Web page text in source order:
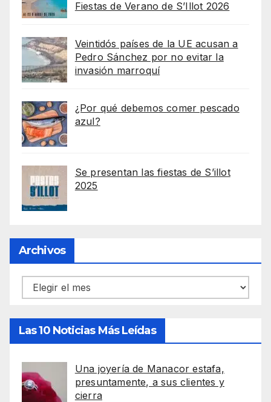
Fiestas de Verano de S’Illot 2026
Veintidós países de la UE acusan a
Pedro Sánchez por no evitar la
invasión marroquí
¿Por qué debemos comer pescado
azul?
Se presentan las fiestas de S’illot
2025
Archivos
Archivos
Las 10 Noticias Más Leídas
Una joyería de Manacor estafa,
presuntamente, a sus clientes y
cierra